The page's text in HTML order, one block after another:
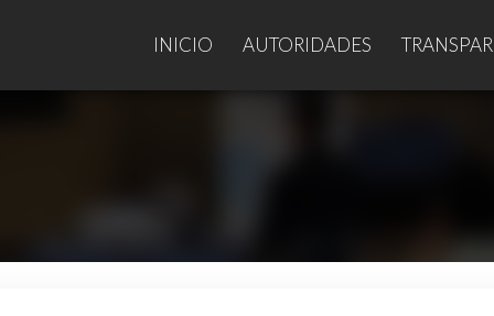
INICIO AUTORIDADES